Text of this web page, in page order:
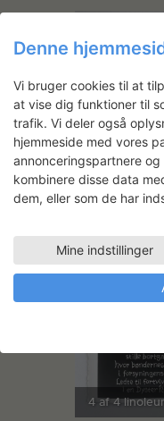
3 af 4
4 af 4
Denne
Vi bruger cookies til at
at vise dig funktioner til
trafik. Vi deler også
hjemmeside med vores
annonceringspartnere
kombinere disse data
dem, eller som de har
Mine indstillinger